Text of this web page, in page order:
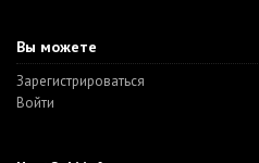
Вы можете
Зарегистрироваться
Войти